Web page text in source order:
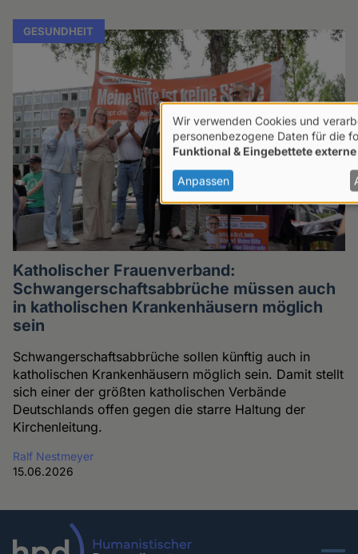
GESUNDHEIT
Katholischer Frauenverband:
Schwangerschaftsabbrüche müssen auch
in katholischen Krankenhäusern möglich
sein
Schwangerschaftsabbrüche sollen künftig auch in
katholischen Krankenhäusern möglich sein. Damit stellt
sich einer der größten katholischen Verbände
Deutschlands offen gegen die starre Haltung der
Kirchenleitung.
Ralf Nestmeyer
15.06.2026
Verwendung
von
personenbezogenen
Daten
und
Cookies
Wir verwenden Cookies und
personenbezogene Daten für die
Funktional & Eingebettete
Anpassen